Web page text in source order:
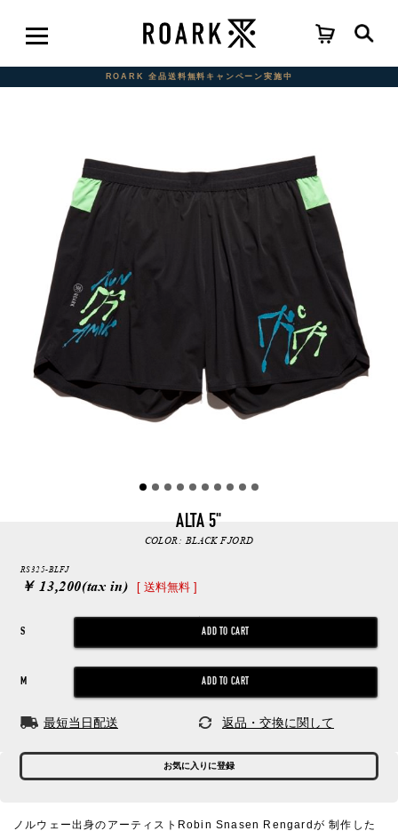
ROARK 全品送料無料キャンペーン実施中
ALTA 5"
COLOR:BLACK FJORD
RS325-BLFJ
￥ 13,200(tax in) [ 送料無料 ]
S
M
最短当日配送 返品・交換に関して
お気に入りに登録
ノルウェー出身のアーティストRobin Snasen Rengardが 制作した